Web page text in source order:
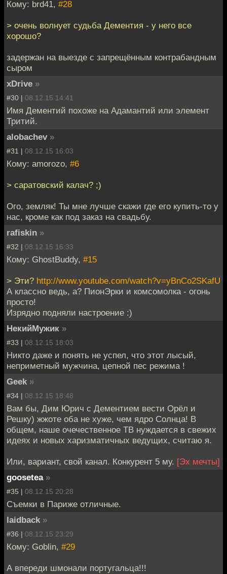
Кому: brd41, #28
> очень волнует судьба Дементия - у него все
хорошо?
задержан на выезде с запрещённым контрабандным
сыром
xDrive »
#30 | 08.12.15 14:41
Имя Дементий похоже на Адамантий или элемент
Тритий.
alobachev »
#31 | 08.12.15 16:03
Кому: amorozo, #6
> саратовский калач? ;)
Ого, земляк! Ты мне лучше скажи где его купить-то у
нас, кроме как под заказ на свадьбу.
rafiskin »
#32 | 08.12.15 16:33
Кому: GhostBuddy, #15
> Эти? http://www.youtube.com/watch?v=yBnCo2SKafU
А классно ведь, а? ПионЭрки и комсомолка - огонь
просто!
Изрядно подняли настроение :)
НекийМужик »
#33 | 08.12.15 18:03
Никто даже и понять не успел, что этот лысый,
неприметный мужчина, цепной пес режима !
Geek »
#34 | 08.12.15 18:48
Вам бы, Дим Юрич с Дементием вести Орёл и
Решку) жжоте оба не хуже, чем ядро Солнца! В
общем, наше очечественное ТВ нуждается в свежих
идеях и новых харизматичных ведущих, считаю я.
Или, вариант, свой канал. Конкурент 5 му. [Эх мечты]
goosetea »
#35 | 08.12.15 20:28
Съемки в Париже отличные.
laidback »
#36 | 08.12.15 23:29
Кому: Goblin, #29
А впереди шмонали португальца!!!